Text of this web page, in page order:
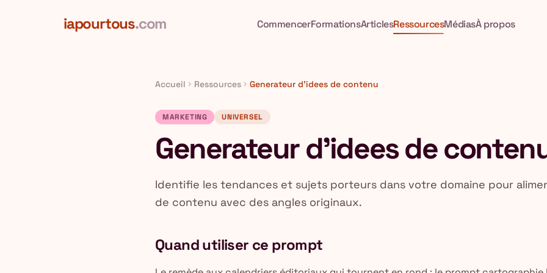
iapourtous.com CommencerFormationsArticlesRessourcesMédiasÀ propos
Accueil chevron_right Ressources chevron_right Generateur d'idees de contenu
MARKETING UNIVERSEL
Generateur d'idees de
Identifie les tendances et sujets porteurs dans votre domaine pour
de contenu avec des angles originaux.
Quand utiliser ce prompt